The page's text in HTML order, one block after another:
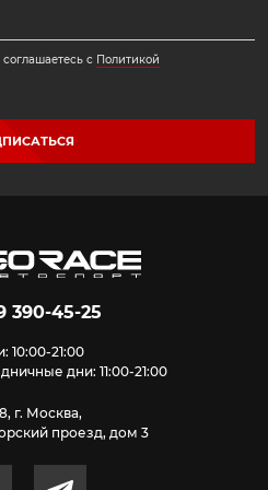
с Политикой
390-45-25
10:00-21:00
дни: 11:00-21:00
г. Москва,
проезд, дом 3